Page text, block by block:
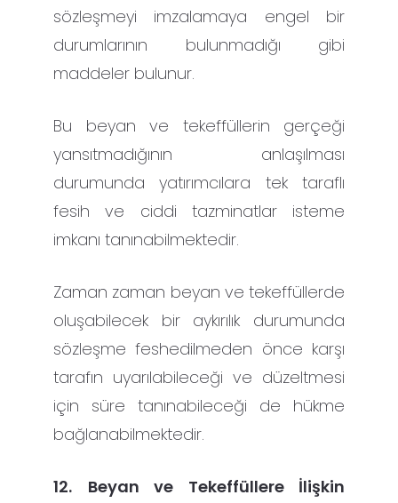
sözleşmeyi imzalamaya engel bir
durumlarının bulunmadığı gibi
maddeler bulunur.
Bu beyan ve tekeffüllerin gerçeği
yansıtmadığının anlaşılması
durumunda yatırımcılara tek taraflı
fesih ve ciddi tazminatlar isteme
imkanı tanınabilmektedir.
Zaman zaman beyan ve tekeffüllerde
oluşabilecek bir aykırılık durumunda
sözleşme feshedilmeden önce karşı
tarafın uyarılabileceği ve düzeltmesi
için süre tanınabileceği de hükme
bağlanabilmektedir.
12.
Beyan ve Tekeffüllere İlişkin